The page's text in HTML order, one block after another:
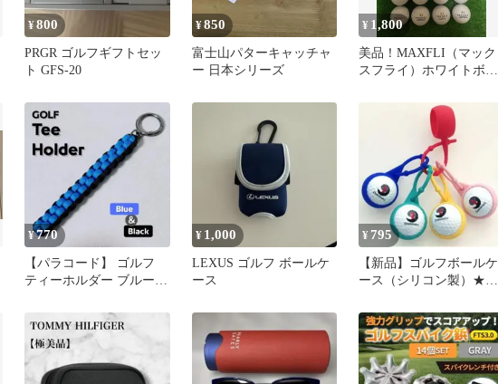
¥800
PRGR ゴルフギフトセッ
ト GFS-20
¥850
富士山パターキャッチャ
ー 日本シリーズ
¥ 1,800
美品！MAXFLI（マック
スフライ）ホワイトボー
¥770
【パラコード】 ゴルフ
ティーホルダー ブルー
¥ 1,000
LEXUS ゴルフ ボールケ
ース
¥ 795
【新品】ゴルフボールケ
ース（シリコン製）★2